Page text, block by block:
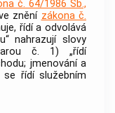
č. 64/1986 Sb.,
znění zákona č.
řídí a odvolává
nahrazují slovy
č. 1) „řídí
jmenování a
se řídí služebním